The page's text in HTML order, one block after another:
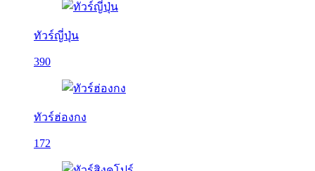
ทัวร์ญี่ปุ่น
390
ทัวร์ฮ่องกง
172